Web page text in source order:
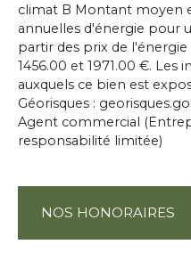
climat B Montant moyen
annuelles d'énergie pour
partir des prix de l'énergie
1456.00 et 1971.00 €. Les
auxquels ce bien est
Géorisques :
Agent commercial
responsabilité limitée)
NOS HONORAIRES